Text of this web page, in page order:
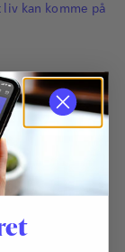
kan komme på